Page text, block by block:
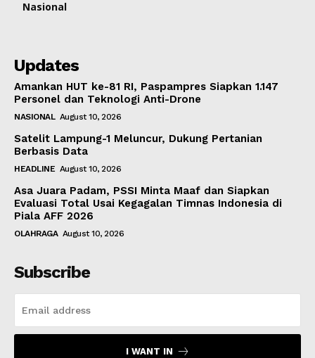
Nasional
Updates
Amankan HUT ke-81 RI, Paspampres Siapkan 1.147
Personel dan Teknologi Anti-Drone
NASIONAL August 10, 2026
Satelit Lampung-1 Meluncur, Dukung Pertanian
Berbasis Data
HEADLINE August 10, 2026
Asa Juara Padam, PSSI Minta Maaf dan Siapkan
Evaluasi Total Usai Kegagalan Timnas Indonesia di
Piala AFF 2026
OLAHRAGA August 10, 2026
Subscribe
I WANT IN